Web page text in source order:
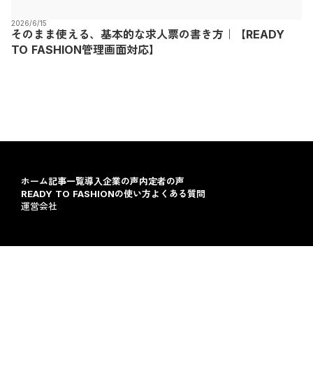
2026/6/15
そのまま使える、基本的な求人票の書き方｜【READY
TO FASHION管理画面対応】
ホーム記事一覧導入企業の声内定者の声
READY TO FASHIONの使い方よくある質問
運営会社